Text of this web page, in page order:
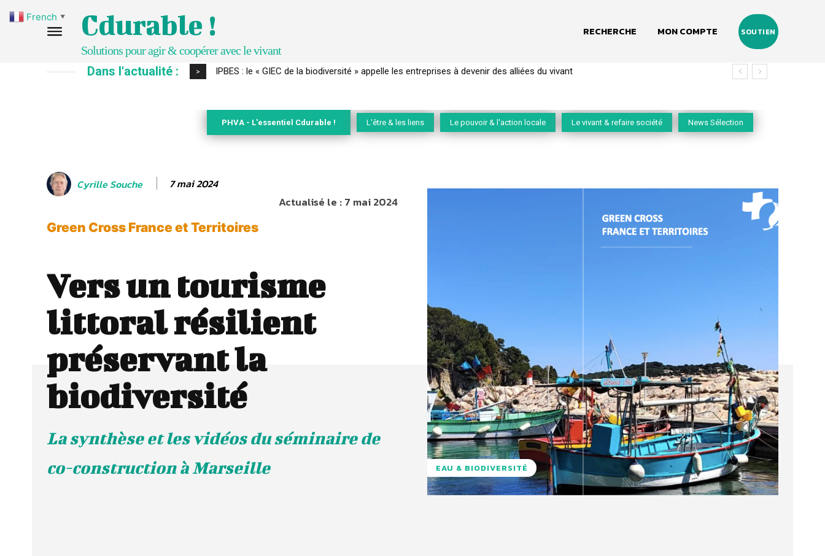
Cdurable !
Solutions pour agir & coopérer avec le vivant
RECHERCHE MON COMPTE SOUTIEN
Dans l'actualité : > Comment le sol français a perdu sa mémoire hydrique et déréglé tout le territoire (2020-2026)
PHVA - L'essentiel Cdurable ! L'être & les liens Le pouvoir & l'action locale Le vivant & refaire société News Sélection
Cyrille Souche 7 mai 2024
Actualisé le :7 mai 2024
Green Cross France et Territoires
Vers un tourisme
littoral résilient
préservant la
biodiversité
La synthèse et les vidéos du séminaire de
co-construction à Marseille
EAU & BIODIVERSITÉ
French ▼